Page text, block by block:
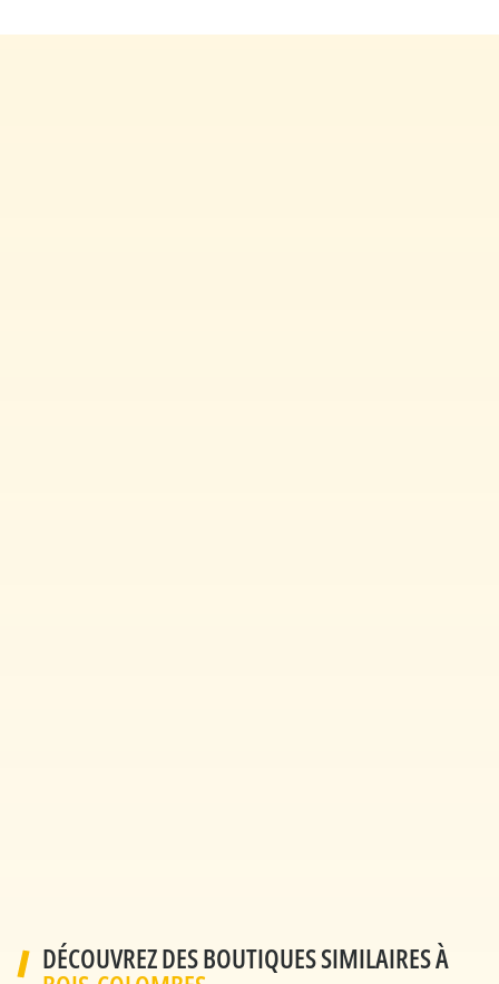
DÉCOUVREZ DES BOUTIQUES SIMILAIRES À